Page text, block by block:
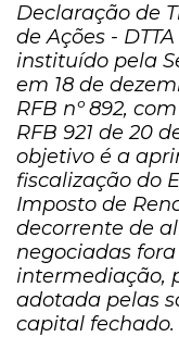
Declaração de
de Ações -
instituído pela
em 18 de
RFB nº 892,
RFB 921 de 20
objetivo é a
fiscalização do
Imposto de
decorrente de
negociadas
intermediação,
adotada pelas
capital fechado.